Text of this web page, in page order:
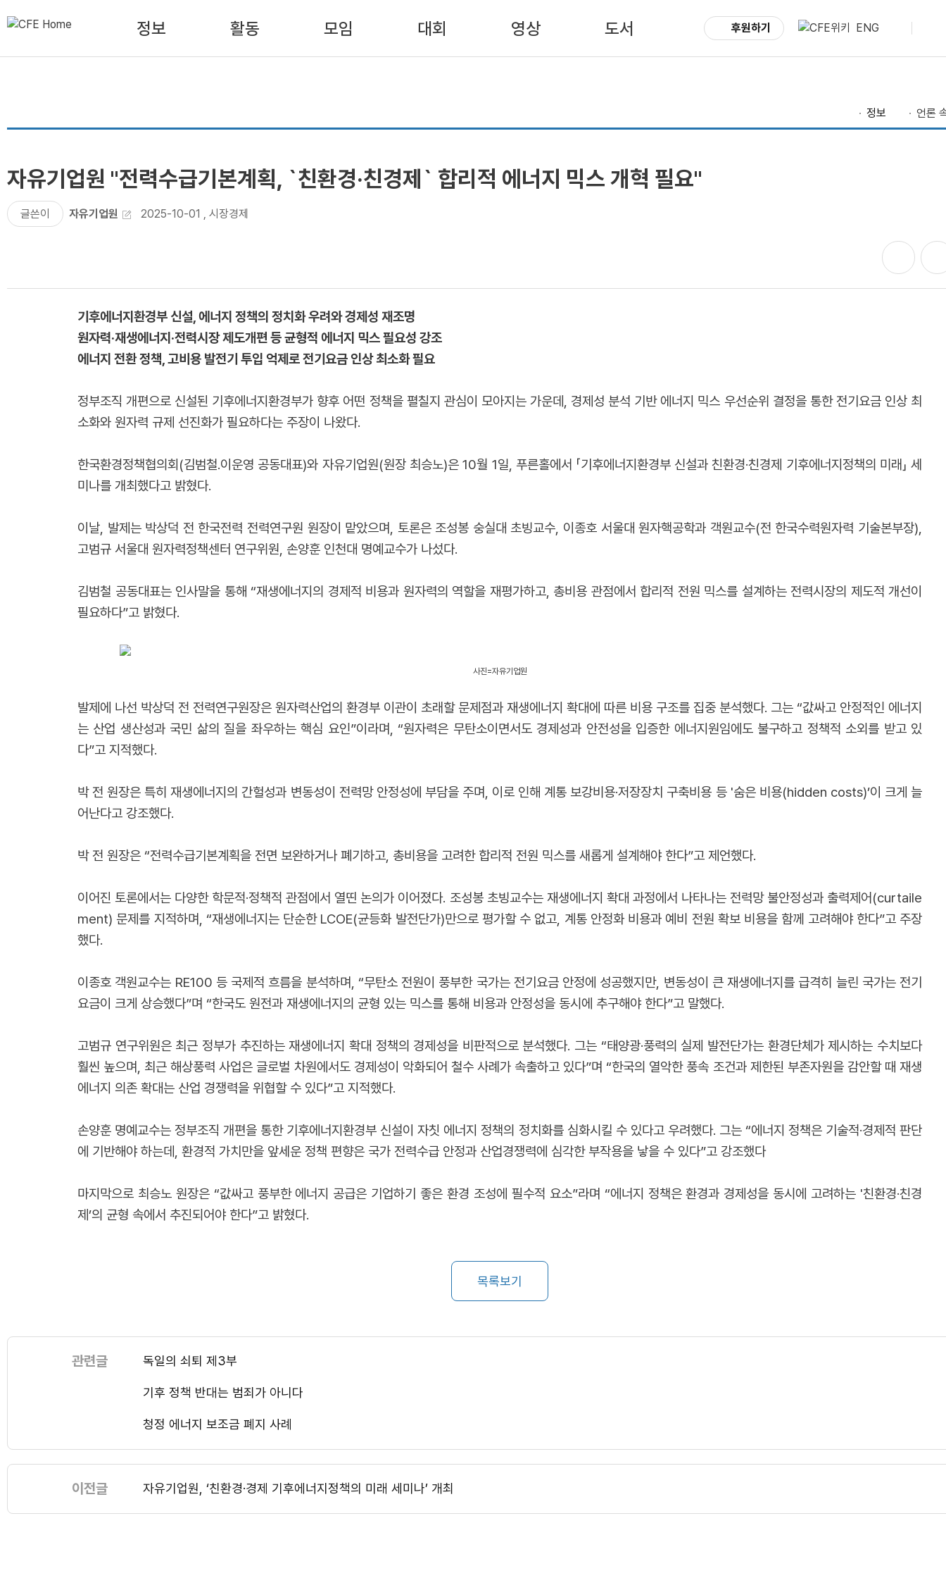
정보 활동 모임 대회 영상 도서 후원하기 ENG
정보 언론
자유기업원 "전력수급기본계획, `친환경·친경제` 합리적 에너지 믹스 개혁 필요"
글쓴이 자유기업원 2025-10-01 , 시장경제
기후에너지환경부 신설, 에너지 정책의 정치화 우려와 경제성 재조명
원자력·재생에너지·전력시장 제도개편 등 균형적 에너지 믹스 필요성 강조
에너지 전환 정책, 고비용 발전기 투입 억제로 전기요금 인상 최소화 필요
정부조직 개편으로 신설된 기후에너지환경부가 향후 어떤 정책을 펼칠지 관심이 모아지는 가운데, 경제성 분석 기반 에너지 믹스 우선순위 결정을 통한 전기요금 인상 최
소화와 원자력 규제 선진화가 필요하다는 주장이 나왔다.
한국환경정책협의회(김범철․이운영 공동대표)와 자유기업원(원장 최승노)은 10월 1일, 푸른홀에서 「기후에너지환경부 신설과 친환경·친경제 기후에너지정책의 미래」 세
미나를 개최했다고 밝혔다.
이날, 발제는 박상덕 전 한국전력 전력연구원 원장이 맡았으며, 토론은 조성봉 숭실대 초빙교수, 이종호 서울대 원자핵공학과 객원교수(전 한국수력원자력 기술본부장),
고범규 서울대 원자력정책센터 연구위원, 손양훈 인천대 명예교수가 나섰다.
김범철 공동대표는 인사말을 통해 “재생에너지의 경제적 비용과 원자력의 역할을 재평가하고, 총비용 관점에서 합리적 전원 믹스를 설계하는 전력시장의 제도적 개선이
필요하다”고 밝혔다.
사진=자유기업원
발제에 나선 박상덕 전 전력연구원장은 원자력산업의 환경부 이관이 초래할 문제점과 재생에너지 확대에 따른 비용 구조를 집중 분석했다. 그는 “값싸고 안정적인 에너지
는 산업 생산성과 국민 삶의 질을 좌우하는 핵심 요인”이라며, “원자력은 무탄소이면서도 경제성과 안전성을 입증한 에너지원임에도 불구하고 정책적 소외를 받고 있
다”고 지적했다.
박 전 원장은 특히 재생에너지의 간헐성과 변동성이 전력망 안정성에 부담을 주며, 이로 인해 계통 보강비용·저장장치 구축비용 등 '숨은 비용(hidden costs)’이 크게 늘
어난다고 강조했다.
박 전 원장은 “전력수급기본계획을 전면 보완하거나 폐기하고, 총비용을 고려한 합리적 전원 믹스를 새롭게 설계해야 한다”고 제언했다.
이어진 토론에서는 다양한 학문적·정책적 관점에서 열띤 논의가 이어졌다. 조성봉 초빙교수는 재생에너지 확대 과정에서 나타나는 전력망 불안정성과 출력제어(curtaile
ment) 문제를 지적하며, “재생에너지는 단순한 LCOE(균등화 발전단가)만으로 평가할 수 없고, 계통 안정화 비용과 예비 전원 확보 비용을 함께 고려해야 한다”고 주장
했다.
이종호 객원교수는 RE100 등 국제적 흐름을 분석하며, “무탄소 전원이 풍부한 국가는 전기요금 안정에 성공했지만, 변동성이 큰 재생에너지를 급격히 늘린 국가는 전기
요금이 크게 상승했다”며 “한국도 원전과 재생에너지의 균형 있는 믹스를 통해 비용과 안정성을 동시에 추구해야 한다”고 말했다.
고범규 연구위원은 최근 정부가 추진하는 재생에너지 확대 정책의 경제성을 비판적으로 분석했다. 그는 “태양광·풍력의 실제 발전단가는 환경단체가 제시하는 수치보다
훨씬 높으며, 최근 해상풍력 사업은 글로벌 차원에서도 경제성이 악화되어 철수 사례가 속출하고 있다”며 “한국의 열악한 풍속 조건과 제한된 부존자원을 감안할 때 재생
에너지 의존 확대는 산업 경쟁력을 위협할 수 있다”고 지적했다.
손양훈 명예교수는 정부조직 개편을 통한 기후에너지환경부 신설이 자칫 에너지 정책의 정치화를 심화시킬 수 있다고 우려했다. 그는 “에너지 정책은 기술적·경제적 판단
에 기반해야 하는데, 환경적 가치만을 앞세운 정책 편향은 국가 전력수급 안정과 산업경쟁력에 심각한 부작용을 낳을 수 있다”고 강조했다
마지막으로 최승노 원장은 “값싸고 풍부한 에너지 공급은 기업하기 좋은 환경 조성에 필수적 요소”라며 “에너지 정책은 환경과 경제성을 동시에 고려하는 '친환경·친경
제’의 균형 속에서 추진되어야 한다”고 밝혔다.
목록보기
관련글 독일의 쇠퇴 제3부
기후 정책 반대는 범죄가 아니다
청정 에너지 보조금 폐지 사례
이전글 자유기업원, ‘친환경·경제 기후에너지정책의 미래 세미나’ 개최